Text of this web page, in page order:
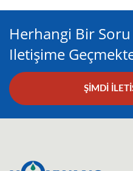
Herhangi Bir
Iletişime
ŞIMDI